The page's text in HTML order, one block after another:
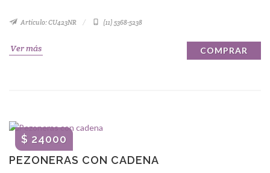
Artículo: CU423NR (11) 5368-5238
Ver más COMPRAR
PEZONERAS CON CADENA
$ 24000